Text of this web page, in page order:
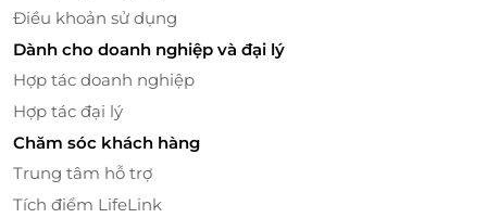
Điều khoản sử dụng
Dành cho doanh nghiệp và đại lý
Hợp tác doanh nghiệp
Hợp tác đại lý
Chăm sóc khách hàng
Trung tâm hỗ trợ
Tích điểm LifeLink